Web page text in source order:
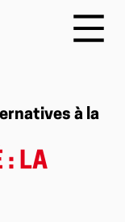
à la
: LA